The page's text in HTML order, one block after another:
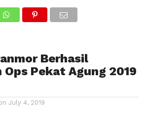
Berhasil
Ops Pekat Agung 2019
July 4, 2019